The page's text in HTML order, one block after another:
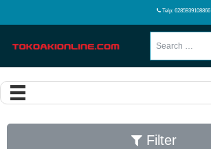
Telp: 6285939108866
Filter